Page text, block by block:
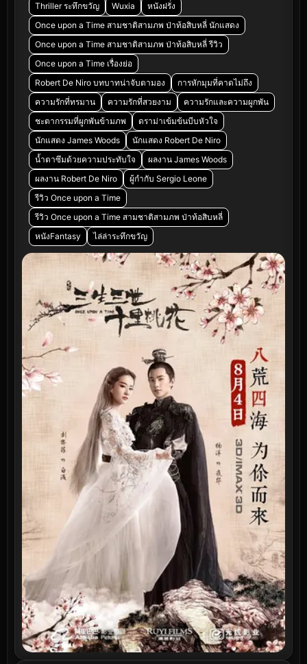
Thriller ระทึกขวัญ
Wuxia
หนังฝรั่ง
Once upon a Time สามชาติสามภพ ป่าท้อสิบหลี่ นักแสดง
Once upon a Time สามชาติสามภพ ป่าท้อสิบหลี่ รีวิว
Once upon a Time เรื่องย่อ
Robert De Niro บทบาทน่าจับตามอง
การหักมุมที่คาดไม่ถึง
ความรักที่ทรมาน
ความรักที่สวยงาม
ความรักและความผูกพัน
ชะตากรรมที่ผูกพันข้ามภพ
ดราม่าเข้มข้นบีบหัวใจ
นักแสดง James Woods
นักแสดง Robert De Niro
น้ำตาซึมด้วยความประทับใจ
ผลงาน James Woods
ผลงาน Robert De Niro
ผู้กำกับ Sergio Leone
รีวิว Once upon a Time
รีวิว Once upon a Time สามชาติสามภพ ป่าท้อสิบหลี่
หนังFantasy
ไล่ล่าระทึกขวัญ